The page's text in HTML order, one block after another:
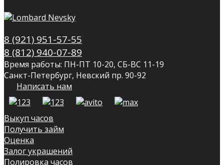
8 (921) 951-57-55
8 (812) 940-07-89
Время работы: ПН-ПТ 10-20, СБ-ВС 11-19
Санкт-Петербург, Невский пр. 90-92
Написать нам
Выкуп часов
Получить займ
Оценка
Залог украшений
Полировка часов